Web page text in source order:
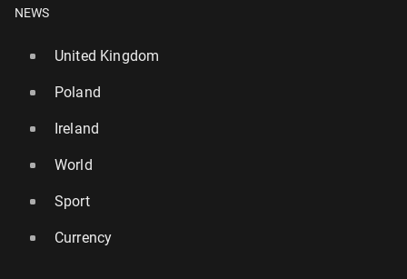
NEWS
United Kingdom
Poland
Ireland
World
Sport
Currency